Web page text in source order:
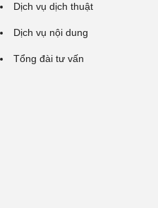
Dịch vụ dịch thuật
Dịch vụ nội dung
Tổng đài tư vấn